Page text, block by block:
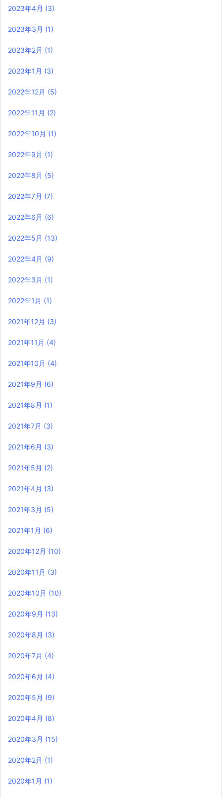
2023年4月 (3)
2023年3月 (1)
2023年2月 (1)
2023年1月 (3)
2022年12月 (5)
2022年11月 (2)
2022年10月 (1)
2022年9月 (1)
2022年8月 (5)
2022年7月 (7)
2022年6月 (6)
2022年5月 (13)
2022年4月 (9)
2022年3月 (1)
2022年1月 (1)
2021年12月 (3)
2021年11月 (4)
2021年10月 (4)
2021年9月 (6)
2021年8月 (1)
2021年7月 (3)
2021年6月 (3)
2021年5月 (2)
2021年4月 (3)
2021年3月 (5)
2021年1月 (6)
2020年12月 (10)
2020年11月 (3)
2020年10月 (10)
2020年9月 (13)
2020年8月 (3)
2020年7月 (4)
2020年6月 (4)
2020年5月 (9)
2020年4月 (8)
2020年3月 (15)
2020年2月 (1)
2020年1月 (1)